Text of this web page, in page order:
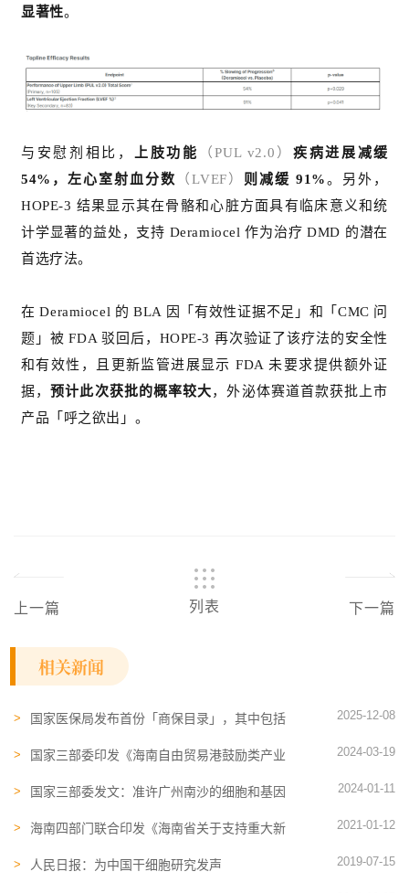
显著性。
与安慰剂相比， 上肢功能 （PUL v2.0） 疾病进展减缓
54%，左心室射血分数
（LVEF） 则减缓 91%。另外，
HOPE-3 结果显示其在骨骼和心脏方面具有临床意义和统
计学显著的益处，支持 Deramiocel 作为治疗 DMD 的潜在
首选疗法。
在 Deramiocel 的 BLA 因「有效性证据不足」和「CMC 问
题」被 FDA 驳回后，HOPE-3 再次验证了该疗法的安全性
和有效性，且更新监管进展显示 FDA 未要求提供额外证
据，预计此次获批的概率较大，外泌体赛道首款获批上市
产品「呼之欲出」。
上一篇 列表 下一篇
相关新闻
国家医保局发布首份「商保目录」，其中包括
2025-12-08
国家三部委印发《海南自由贸易港鼓励类产业
2024-03-19
国家三部委发文：准许广州南沙的细胞和基因
构开展限制类细胞移植治疗技术临床应用
2024-01-11
海南四部门联合印发《海南省关于支持重大新
意见》
2021-01-12
人民日报：为中国干细胞研究发声 2019-07-15